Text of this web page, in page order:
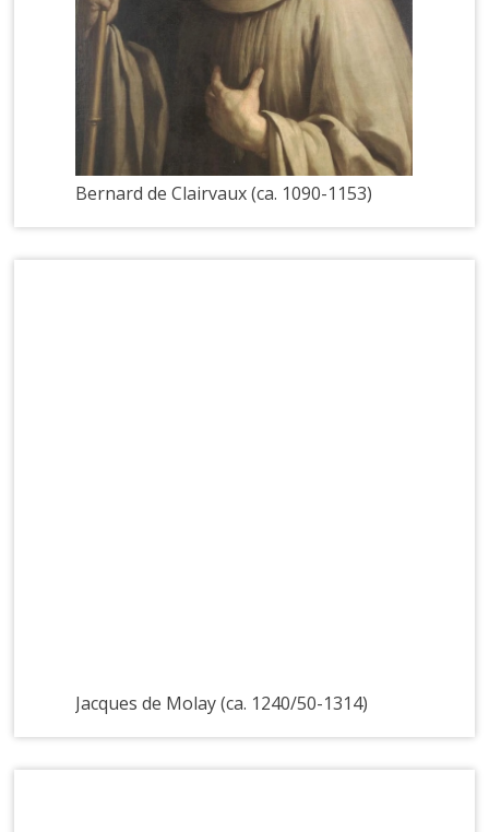
Bernard de Clairvaux (ca. 1090-1153)
Jacques de Molay (ca. 1240/50-1314)